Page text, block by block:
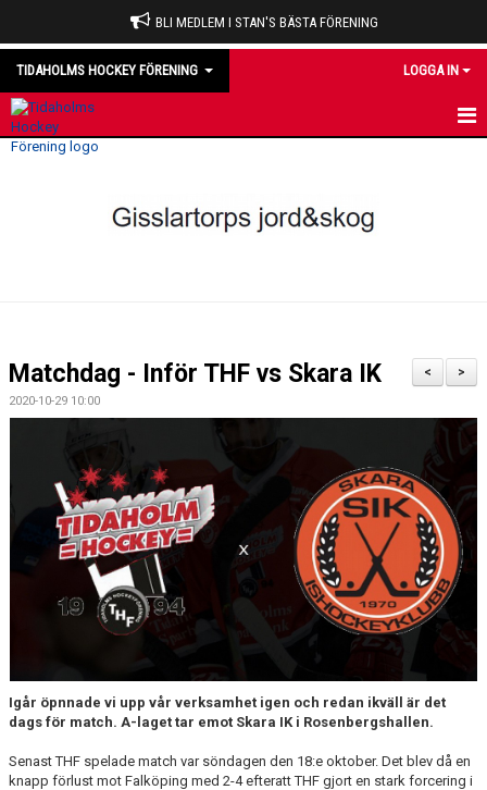
BLI MEDLEM I STAN'S BÄSTA FÖRENING
TIDAHOLMS HOCKEY FÖRENING LOGGA IN
MATCHER
MEDLEM
KIOSKEN
THF UNGDOMSPOLICY - RÖDA TRÅD
PROFILKLÄDER
BILDGALLERI
TRISSBOLAGET
DOKUMENT
>
<
Matchdag - Inför THF vs Skara IK
2020-10-29 10:00
Igår öpnnade vi upp vår verksamhet igen och redan ikväll är det
dags för match. A-laget tar emot Skara IK i Rosenbergshallen.
Senast THF spelade match var söndagen den 18:e oktober. Det blev då en
knapp förlust mot Falköping med 2-4 efteratt THF gjort en stark forcering i